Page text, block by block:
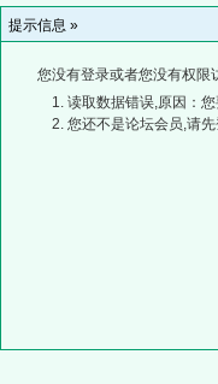
提示信息 »
您没有登录或者您没有权限
读取数据错误,原因：
您还不是论坛会员,请